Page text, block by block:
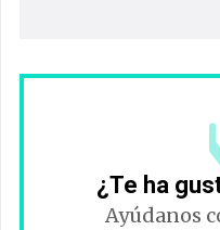
¿Te ha
Ayúdanos